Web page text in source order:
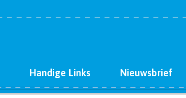
Handige Links Nieuwsbrief